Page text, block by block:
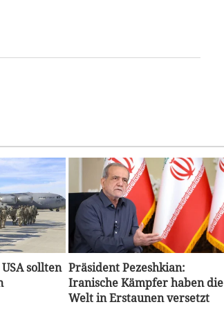
sollten Präsident Pezeshkian:
Iranische Kämpfer haben die
Welt in Erstaunen versetzt